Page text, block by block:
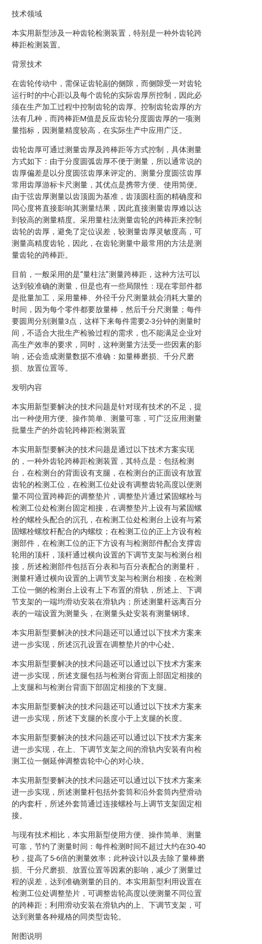
技术领域
本实用新型涉及一种齿轮检测装置，特别是一种外齿轮跨
棒距检测装置。
背景技术
在齿轮传动中，需保证齿轮副的侧隙，而侧隙受一对齿轮
运行时的中心距以及每个齿轮的实际齿厚所控制，因此必
须在生产加工过程中控制齿轮的齿厚。控制齿轮齿厚的方
法有几种，而跨棒距M值是反应齿轮分度圆齿厚的一项测
量指标，因测量精度较高，在实际生产中应用广泛。
齿轮齿厚可通过测量齿厚及跨棒距等方式控制，具体测量
方式如下：由于分度圆弧齿厚不便于测量，所以通常说的
齿厚偏差是以分度圆弦齿厚来评定的。测量分度圆弦齿厚
常用齿厚游标卡尺测量，其优点是携带方便、使用简便。
由于弦齿厚测量以齿顶圆为基准，齿顶圆柱面的精确度和
同心度将直接影响其测量结果，因此直接测量齿厚难以达
到较高的测量精度。采用量柱法测量齿轮的跨棒距来控制
齿轮的齿厚，避免了定位误差，较测量齿厚灵敏度高，可
测量高精度齿轮，因此，在齿轮测量中最常用的方法是测
量齿轮的跨棒距。
目前，一般采用的是“量柱法”测量跨棒距，这种方法可以
达到较准确的测量，但是也有一些局限性：现在零部件都
是批量加工，采用量棒、外径千分尺测量就会消耗大量的
时间，因为每个零件都要放量棒，然后千分尺测量；每件
要圆周分别测量3点，这样下来每件需要2-3分钟的测量时
间，不适合大批生产检验过程的需求，也不能满足企业对
高生产效率的要求，同时，这种测量方法受一些因素的影
响，还会造成测量数据不准确：如量棒磨损、千分尺磨
损、放置位置等。
发明内容
本实用新型要解决的技术问题是针对现有技术的不足，提
出一种使用方便、操作简单、测量可靠，可广泛应用测量
批量生产的外齿轮跨棒距检测装置
本实用新型要解决的技术问题是通过以下技术方案实现
的，一种外齿轮跨棒距检测装置，其特点是：包括检测
台，在检测台的背面设有支腿，在检测台的正面设有放置
齿轮的检测工位，在检测工位处设有调整齿轮高度以便测
量不同位置跨棒距的调整垫片，调整垫片通过紧固螺栓与
检测工位处检测台固定相接，在调整垫片上设有与紧固螺
栓的螺栓头配合的沉孔，在检测工位处检测台上设有与紧
固螺栓螺纹杆配合的内螺纹；在检测工位的正上方设有检
测部件，在检测工位的正下方设有与检测部件配合支撑齿
轮用的顶杆，顶杆通过横向设置的下调节支架与检测台相
接，所述检测部件包括百分表和与百分表配合的测量杆，
测量杆通过横向设置的上调节支架与检测台相接，在检测
工位一侧的检测台上设有上下布置的滑轨，所述上、下调
节支架的一端均滑动安装在滑轨内；所述测量杆远离百分
表的一端设置为测量头，在测量头处安装有测量钢球。
本实用新型要解决的技术问题还可以通过以下技术方案来
进一步实现，所述沉孔设置在调整垫片的中心处。
本实用新型要解决的技术问题还可以通过以下技术方案来
进一步实现，所述支腿包括与检测台背面上部固定相接的
上支腿和与检测台背面下部固定相接的下支腿。
本实用新型要解决的技术问题还可以通过以下技术方案来
进一步实现，所述下支腿的长度小于上支腿的长度。
本实用新型要解决的技术问题还可以通过以下技术方案来
进一步实现，在上、下调节支架之间的滑轨内安装有向检
测工位一侧延伸调整齿轮中心的对心块。
本实用新型要解决的技术问题还可以通过以下技术方案来
进一步实现，所述测量杆包括外套筒和沿外套筒内壁滑动
的内套杆，所述外套筒通过连接螺栓与上调节支架固定相
接。
与现有技术相比，本实用新型使用方便、操作简单、测量
可靠，节约了测量时间：每件检测时间不超过大约在30-40
秒，提高了5-6倍的测量效率；此种设计以及去除了量棒磨
损、千分尺磨损、放置位置等因素的影响，减少了测量过
程的误差，达到准确测量的目的。本实用新型利用设置在
检测工位处调整垫片，可调整齿轮高度以便测量不同位置
的跨棒距；利用滑动安装在滑轨内的上、下调节支架，可
达到测量各种规格的同类型齿轮。
附图说明